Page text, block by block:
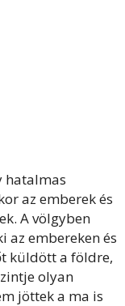
hatalmas
az emberek és
A völgyben
az embereken és
küldött a földre,
olyan
jöttek a ma is